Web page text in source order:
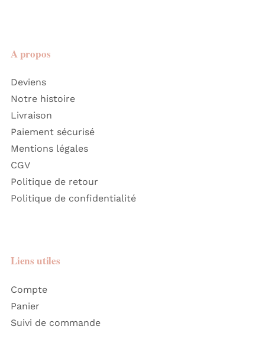
A propos
Deviens
Notre histoire
Livraison
Paiement sécurisé
Mentions légales
CGV
Politique de retour
Politique de confidentialité
Liens utiles
Compte
Panier
Suivi de commande